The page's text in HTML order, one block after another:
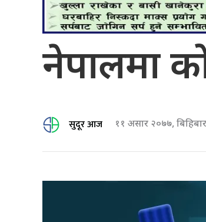
नेपालमा
सुदूर आज ११ असार २०७७,